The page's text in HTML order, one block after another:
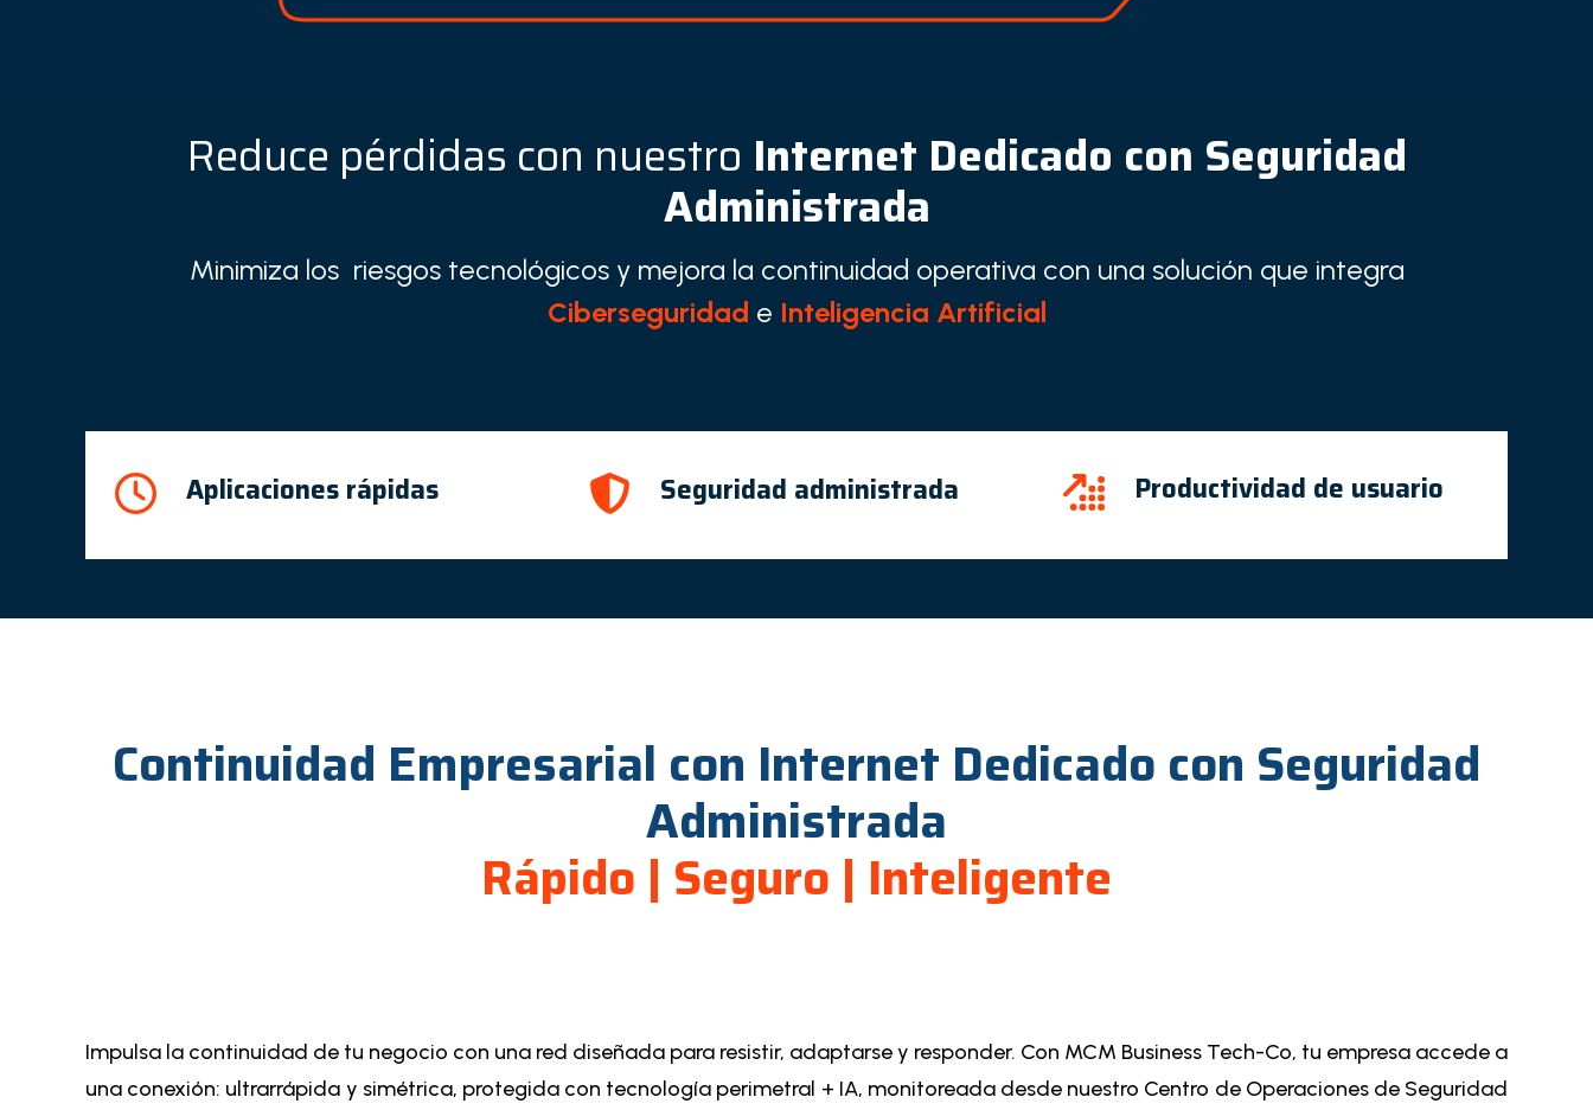
Reduce pérdidas con nuestro Internet Dedicado con Seguridad
Administrada
Minimiza los riesgos tecnológicos y mejora la continuidad operativa con una solución que integra
Ciberseguridad e Inteligencia Artificial
Aplicaciones rápidas Seguridad administrada Productividad de usuario
Continuidad Empresarial con Internet Dedicado con Seguridad
Administrada
Rápido | Seguro | Inteligente
Impulsa la continuidad de tu negocio con una red diseñada para resistir, adaptarse y responder. Con MCM Business Tech-Co, tu empresa accede a
una conexión: ultrarrápida y simétrica, protegida con tecnología perimetral + IA, monitoreada desde nuestro Centro de Operaciones de Seguridad